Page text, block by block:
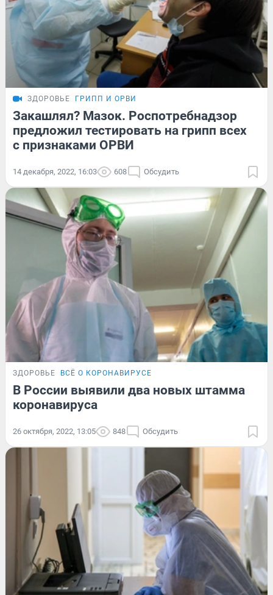
ЗДОРОВЬЕ ГРИПП И ОРВИ
Закашлял? Мазок. Роспотребнадзор
предложил тестировать на грипп всех
с признаками ОРВИ
14 декабря, 2022, 16:03 608 Обсудить
ЗДОРОВЬЕ ВСЁ О КОРОНАВИРУСЕ
В России выявили два новых штамма
коронавируса
26 октября, 2022, 13:05 848 Обсудить